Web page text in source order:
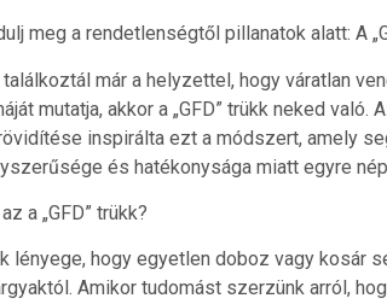
meg a rendetlenségtől pillanatok alatt: A
találkoztál már a helyzettel, hogy váratlan
mutatja, akkor a „GFD” trükk neked való.
inspirálta ezt a módszert, amely
és hatékonysága miatt egyre
a „GFD” trükk?
lényege, hogy egyetlen doboz vagy
Amikor tudomást szerzünk arról,